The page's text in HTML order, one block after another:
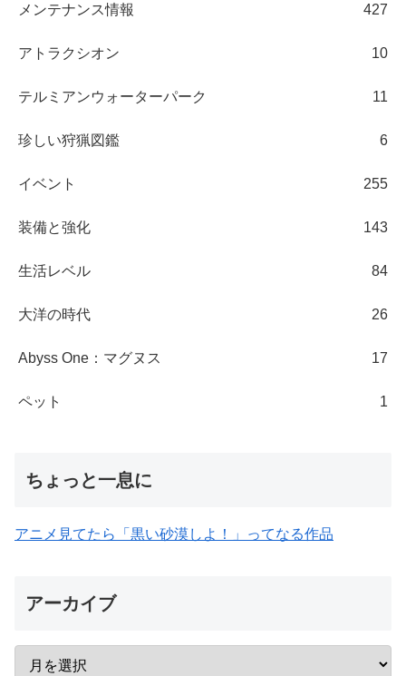
メンテナンス情報 427
アトラクシオン 10
テルミアンウォーターパーク 11
珍しい狩猟図鑑 6
イベント 255
装備と強化 143
生活レベル 84
大洋の時代 26
Abyss One：マグヌス 17
ペット 1
ちょっと一息に
アニメ見てたら「黒い砂漠しよ！」ってなる作品
アーカイブ